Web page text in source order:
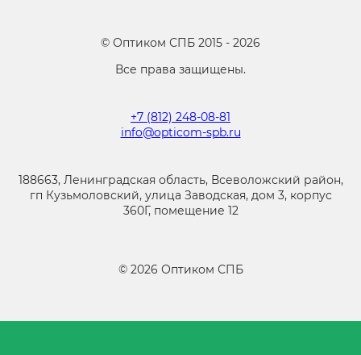
© Оптиком СПБ 2015 - 2026
Все права защищены.
+7 (812) 248-08-81
info@opticom-spb.ru
188663, Ленинградская область, Всеволожский район,
гп Кузьмоловский, улица Заводская, дом 3, корпус
360Г, помещение 12
© 2026 Оптиком СПБ